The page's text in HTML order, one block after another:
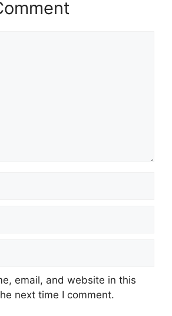
email, and website in this
next time I comment.